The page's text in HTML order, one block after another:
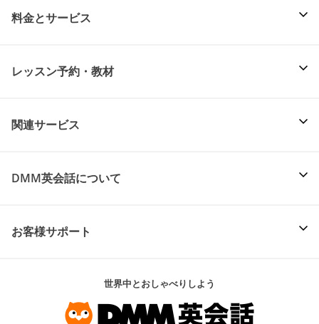
料金とサービス
レッスン予約・教材
関連サービス
DMM英会話について
お客様サポート
世界中とおしゃべりしよう